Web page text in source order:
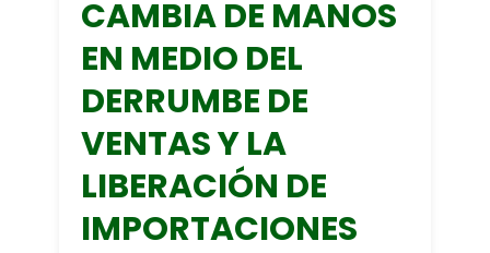
CAMBIA DE MANOS
EN MEDIO DEL
DERRUMBE DE
VENTAS Y LA
LIBERACIÓN DE
IMPORTACIONES